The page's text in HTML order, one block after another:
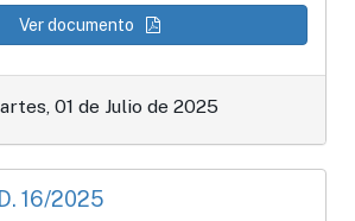
Ver documento
01 de Julio de 2025
16/2025